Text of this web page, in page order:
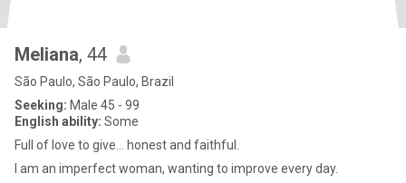
Meliana, 44
São Paulo, São Paulo, Brazil
Seeking: Male 45 - 99
English ability: Some
Full of love to give... honest and faithful.
I am an imperfect woman, wanting to improve every day.